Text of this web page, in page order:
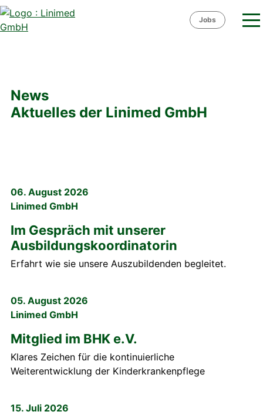
Skip
to
content
Jobs
News
Aktuelles der Linimed GmbH
06. August 2026
Linimed GmbH
Im Gespräch mit unserer
Ausbildungs­koordinatorin
Erfahrt wie sie unsere Auszubildenden begleitet.
05. August 2026
Linimed GmbH
Mitglied im BHK e.V.
Klares Zeichen für die kontinuierliche
Weiterentwicklung der Kinderkrankenpflege
15. Juli 2026